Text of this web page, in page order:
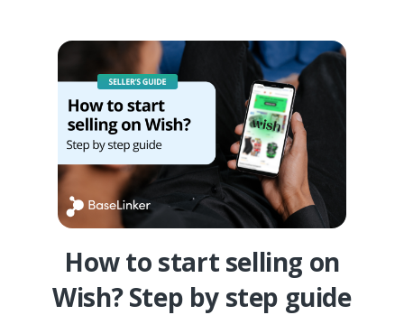
How to start selling on
Wish? Step by step guide